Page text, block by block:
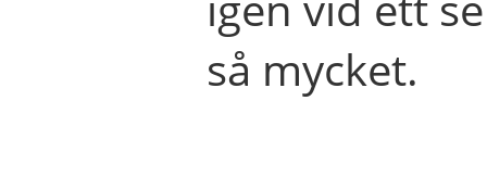
så mycket.